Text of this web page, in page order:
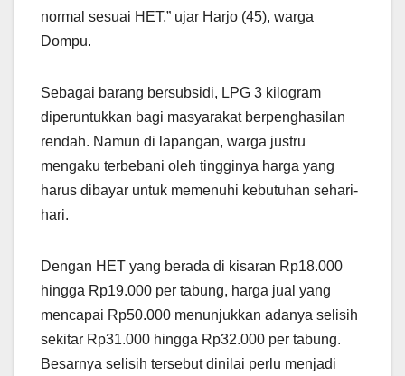
normal sesuai HET,” ujar Harjo (45), warga
Dompu.
Sebagai barang bersubsidi, LPG 3 kilogram
diperuntukkan bagi masyarakat berpenghasilan
rendah. Namun di lapangan, warga justru
mengaku terbebani oleh tingginya harga yang
harus dibayar untuk memenuhi kebutuhan sehari-
hari.
Dengan HET yang berada di kisaran Rp18.000
hingga Rp19.000 per tabung, harga jual yang
mencapai Rp50.000 menunjukkan adanya selisih
sekitar Rp31.000 hingga Rp32.000 per tabung.
Besarnya selisih tersebut dinilai perlu menjadi